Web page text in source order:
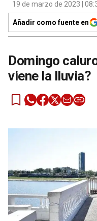
19 de marzo de 2023 |
Añadir como fuente en
Domingo
viene la lluvia?